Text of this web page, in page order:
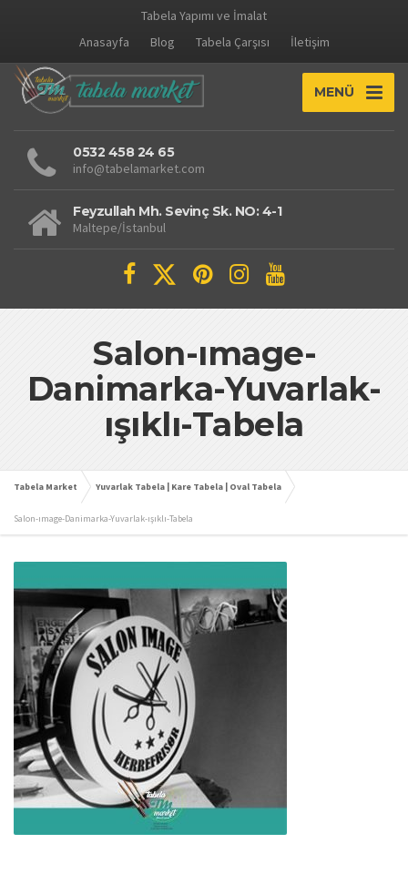
Tabela Yapımı ve İmalat
Anasayfa
Blog Tabela Çarşısı İletişim
MENÜ
0532 458 24 65
info@tabelamarket.com
Feyzullah Mh. Sevinç Sk. NO: 4-1
Maltepe/İstanbul
Salon-ımage-
Danimarka-Yuvarlak-
ışıklı-Tabela
Tabela Market Yuvarlak Tabela | Kare Tabela | Oval Tabela
Salon-ımage-Danimarka-Yuvarlak-ışıklı-Tabela